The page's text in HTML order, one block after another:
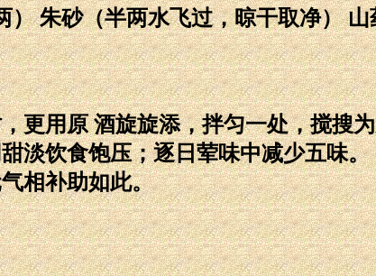
朱砂（半两水飞过，晾干取净） 山
用原 酒旋旋添，拌匀一处，搅搜为
淡饮食饱压；逐日荤味中减少五味
相补助如此。